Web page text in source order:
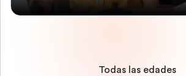
Todas las edades